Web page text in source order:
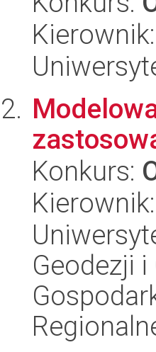
Konkurs:
Geodezji